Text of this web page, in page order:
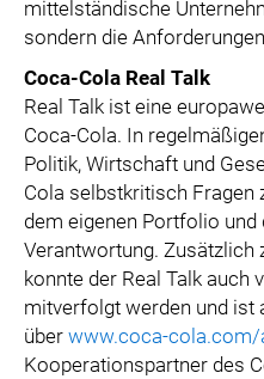
mittelständische
sondern die
Coca-Cola Real Talk
Real Talk ist eine
Coca-Cola. In
Politik, Wirtschaft und
Cola selbstkritisch Fragen
dem eigenen Portfolio
Verantwortung. Zusätzlich
konnte der Real Talk auch
mitverfolgt werden und ist
über www.coca-
Kooperationspartner des